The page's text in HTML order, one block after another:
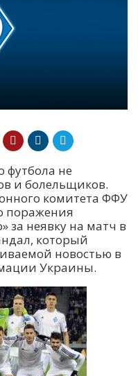
футбола не
и болельщиков.
комитета ФФУ
поражения
за неявку на матч в
который
новостью в
Украины.